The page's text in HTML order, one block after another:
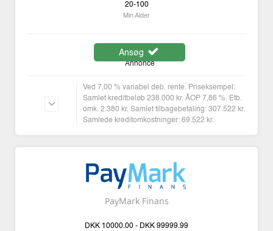
20-100
Min Alder
Ansøg
Annonce
Ved 7,00 % variabel deb. rente. Priseksempel:
Samlet kreditbeløb 238.000 kr. ÅOP 7,86 %. Etb.
omk. 2.380 kr. Samlet tilbagebetaling: 307.522 kr.
Samlede kreditomkostninger: 69.522 kr.
PayMark Finans
DKK 10000.00 - DKK 99999.99